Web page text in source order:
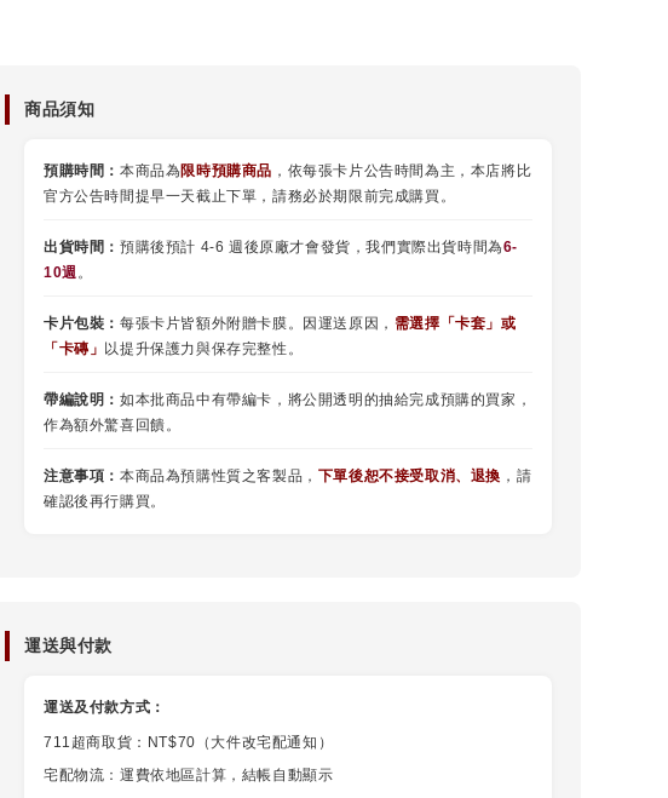
商品須知
預購時間： 本商品為限時預購商品 ，依每張卡片公告時間為主，本店將比
官方公告時間提早一天截止下單，請務必於期限前完成購買。
出貨時間： 預購後預計 4-6 週後原廠才會發貨，我們實際出貨時間為6-
10週。
卡片包裝： 每張卡片皆額外附贈卡膜。因運送原因， 需選擇 「卡套 」或
「卡磚」 以提升保護力與保存完整性。
帶編說明： 如本批商品中有帶編卡，將公開透明的抽給完成預購的買家，
作為額外驚喜回饋。
注意事項： 本商品為預購性質之客製品， 下單後恕不接受取消、退換 ，請
確認後再行購買。
運送與付款
運送及付款方式：
711超商取貨：NT$70（大件改宅配通知）
宅配物流：運費依地區計算，結帳自動顯示